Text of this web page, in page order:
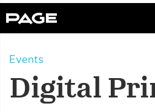
Events
Digital